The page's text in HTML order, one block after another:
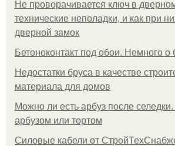
Не проворачивается ключ в
технические неполадки, и как при
дверной замок
Бетоноконтакт под обои. Немного о
Недостатки бруса в качестве
материала для домов
Можно ли есть арбуз после
арбузом или тортом
Силовые кабели от